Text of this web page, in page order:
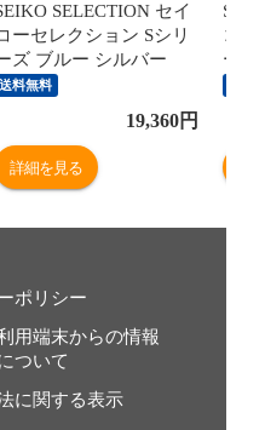
SELECTION セイ
ーセレクション Sシリ
ズ ブルー シルバー
SBTH003 【安心の5年保
送料無料
19,360円
詳細を見る
コー
ーズ
ポリシー
用端末からの情報
ついて
に関する表示